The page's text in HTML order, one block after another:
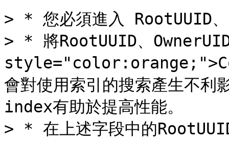
> * 您必須進入 RootUUID
> * 將RootUUID、
會對使用索引的搜索產生不利
index有助於提高性能。
> * 在上述字段中的